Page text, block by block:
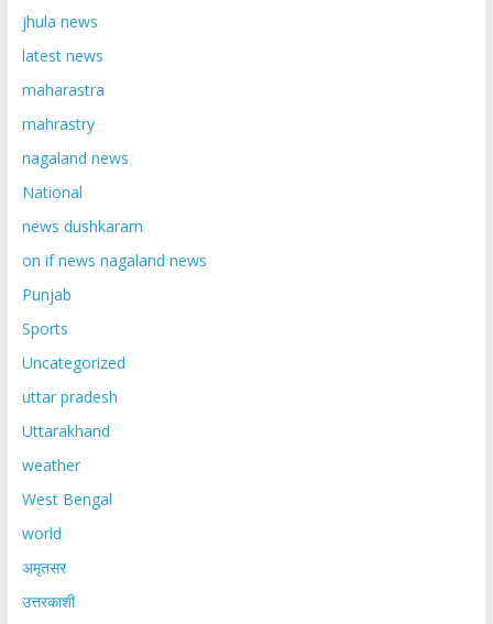
jhula news
latest news
maharastra
mahrastry
nagaland news
National
news dushkaram
on if news nagaland news
Punjab
Sports
Uncategorized
uttar pradesh
Uttarakhand
weather
West Bengal
world
अमृतसर
उत्तरकाशी